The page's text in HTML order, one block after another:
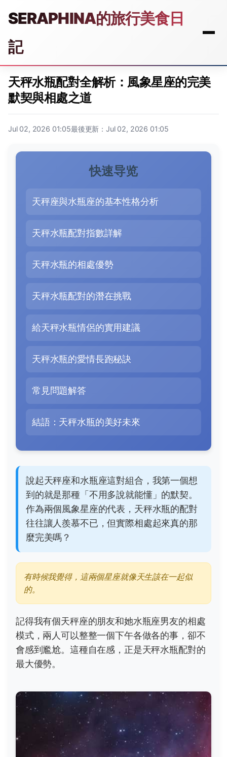
SERAPHINA的旅行美食日
記
天秤水瓶配對全解析：風象星座的完美
默契與相處之道
Jul 02, 2026 01:05最後更新：Jul 02, 2026 01:05
快速导览
天秤座與水瓶座的基本性格分析
天秤水瓶配對指數詳解
天秤水瓶的相處優勢
天秤水瓶配對的潛在挑戰
給天秤水瓶情侶的實用建議
天秤水瓶的愛情長跑秘訣
常見問題解答
結語：天秤水瓶的美好未來
說起天秤座和水瓶座這對組合，我第一個想
到的就是那種「不用多說就能懂」的默契。
作為兩個風象星座的代表，天秤水瓶的配對
往往讓人羨慕不已，但實際相處起來真的那
麼完美嗎？
有時候我覺得，這兩個星座就像天生該在一起似
的。
記得我有個天秤座的朋友和她水瓶座男友的相處
模式，兩人可以整整一個下午各做各的事，卻不
會感到尷尬。這種自在感，正是天秤水瓶配對的
最大優勢。